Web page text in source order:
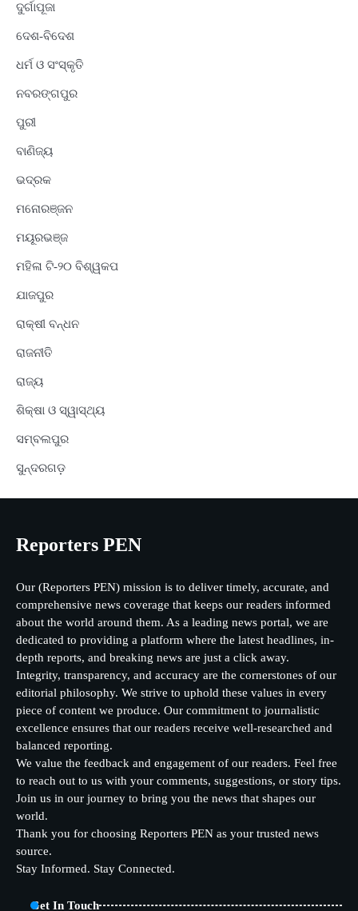
ଦୁର୍ଗାପୂଜା
ଦେଶ-ବିଦେଶ
ଧର୍ମ ଓ ସଂସ୍କୃତି
ନବରଙ୍ଗପୁର
ପୁରୀ
ବାଣିଜ୍ୟ
ଭଦ୍ରକ
ମନୋରଞ୍ଜନ
ମୟୂରଭଞ୍ଜ
ମହିଳା ଟି-୨୦ ବିଶ୍ୱକପ
ଯାଜପୁର
ରାକ୍ଷୀ ବନ୍ଧନ
ରାଜନୀତି
ରାଜ୍ୟ
ଶିକ୍ଷା ଓ ସ୍ୱାସ୍ଥ୍ୟ
ସମ୍ବଲପୁର
ସୁନ୍ଦରଗଡ଼
Reporters PEN
Our (Reporters PEN) mission is to deliver timely, accurate, and
comprehensive news coverage that keeps our readers informed
about the world around them. As a leading news portal, we are
dedicated to providing a platform where the latest headlines, in-
depth reports, and breaking news are just a click away.
Integrity, transparency, and accuracy are the cornerstones of our
editorial philosophy. We strive to uphold these values in every
piece of content we produce. Our commitment to journalistic
excellence ensures that our readers receive well-researched and
balanced reporting.
We value the feedback and engagement of our readers. Feel free
to reach out to us with your comments, suggestions, or story tips.
Join us in our journey to bring you the news that shapes our
world.
Thank you for choosing Reporters PEN as your trusted news
source.
Stay Informed. Stay Connected.
Get In Touch